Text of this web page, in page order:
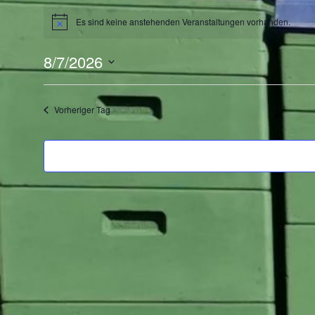
für
7.
August
HinweisEs sind keine anstehenden Veranstaltungen vorhanden.
8/7/2026
Datum
wählen.
Vorheriger Tag